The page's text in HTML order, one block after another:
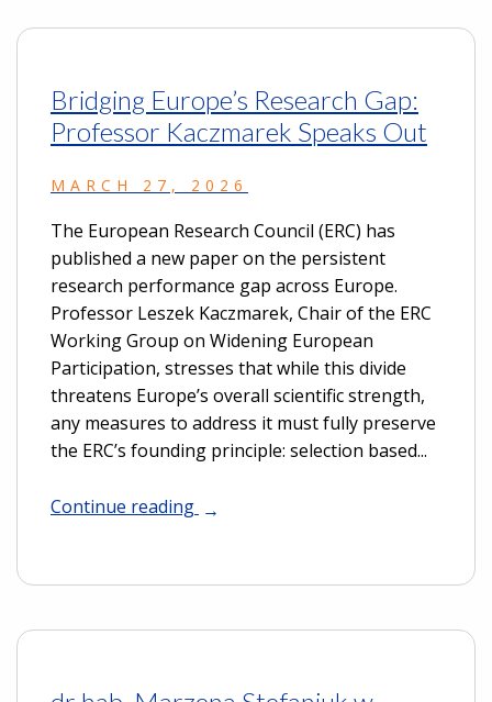
Bridging Europe’s Research Gap:
Professor Kaczmarek Speaks Out
MARCH 27, 2026
The European Research Council (ERC) has
published a new paper on the persistent
research performance gap across Europe.
Professor Leszek Kaczmarek, Chair of the ERC
Working Group on Widening European
Participation, stresses that while this divide
threatens Europe’s overall scientific strength,
any measures to address it must fully preserve
the ERC’s founding principle: selection based...
Continue reading